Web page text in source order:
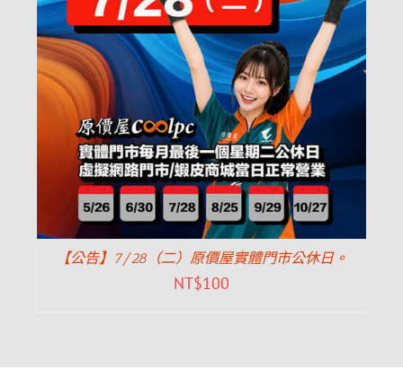
【公告】7/28（二）原價屋實體門市公休日。
NT$100